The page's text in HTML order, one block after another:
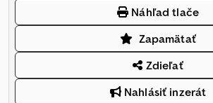
Náhľad tlače
Zapamätať
Zdieľať
Nahlásiť inzerát